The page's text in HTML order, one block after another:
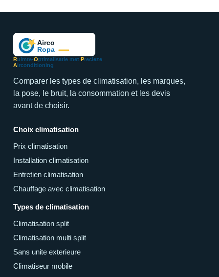
Ruimte-Optimalisatie met Precieze
Airconditioning
Comparer les types de climatisation, les marques,
la pose, le bruit, la consommation et les devis
avant de choisir.
Choix climatisation
Prix climatisation
Installation climatisation
Entretien climatisation
Chauffage avec climatisation
Types de climatisation
Climatisation split
Climatisation multi split
Sans unite exterieure
Climatiseur mobile